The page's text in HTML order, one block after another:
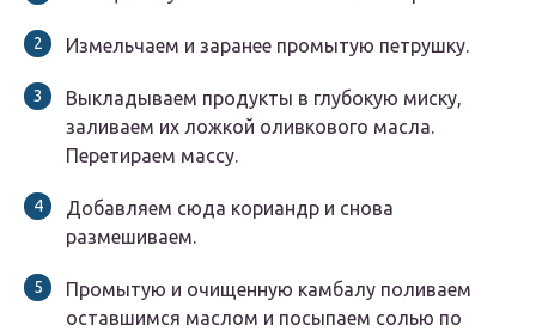
Измельчаем и заранее промытую петрушку.
Выкладываем продукты в глубокую миску,
заливаем их ложкой оливкового масла.
Перетираем массу.
Добавляем сюда кориандр и снова
размешиваем.
Промытую и очищенную камбалу поливаем
оставшимся маслом и посыпаем солью по